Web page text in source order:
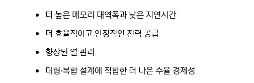
더 높은 메모리 대역폭과 낮은 지연시간
더 효율적이고 안정적인 전력 공급
향상된 열 관리
대형·복합 설계에 적합한 더 나은 수율 경제성